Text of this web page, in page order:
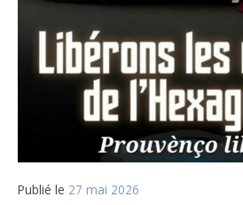
Publié le 27 mai 2026